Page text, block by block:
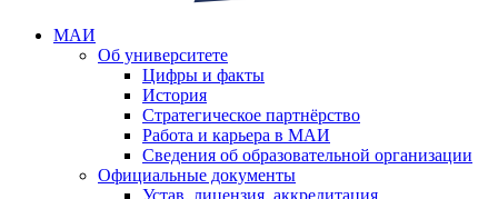
МАИ
Об университете
Цифры и факты
История
Стратегическое партнёрство
Работа и карьера в МАИ
Сведения об образовательной организации
Официальные документы
Устав, лицензия, аккредитация